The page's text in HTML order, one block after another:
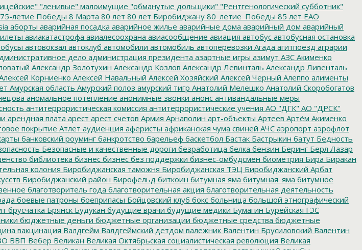
"ленивые" малоимущие "обманутые дольщики" "Рентгенологический субботник"
75-летие Победы 8 Марта 80 лет 80 лет Биробиджану 80_летие_Победы 85 лет ЕАО
аборты аварийная посадка аварийное жилье аварийные дома аварийный дом аварийный
авиакатастрофа авиалесоохрана авиасообщение авиация автобус автобусная остановка
автовокзал автоклуб автомобили автомобиль автоперевозки Агада агитпоезд аграрии
дело администрация президента азартные игры азимут АЗС Акименко
Александр Золотухин Александр Козлов Александр Левинталь Александр Ливенталь
Корниенко Алексей Навальный Алексей Хозяйский Алексей Черный Алеппо алименты
Амурская область Амурский полоз амурский тигр Анатолий Мелешко Анатолий Скоробогатов
аномальное потепление анонимные звонки анонс антивандальные меры
антитеррористическая комиссия антитеррористические учения АО "ДГК" АО "ДРСК"
арендная плата арест арест счетов Армия Арнаполин арт-объекты Артеев Артём Акименко
покрытие Атлет аудиенция аферисты африканская чума свиней АЧС аэропорт аэрофлот
банковский роуминг банкротство барельеф баскетбол Бастак Бастрыкин батут Бедность
Безопасные и качественные дороги безработица белка бензин Беринг Берл Лазар
библиотека бизнес бизнес без поддержки бизнес-омбудсмен биометрия Бира Биракан
колония Биробиджанская таможня Биробиджанская ТЭЦ Биробиджанский Арбат
Биробиджанский район Бирофельд биткоин битумная яма битумная_яма битумное
благотворитель года благотворительная акция благотворительная деятельность
боевые патроны боеприпасы Бойцовский клуб бокс больница большой этнографический
брусчатка Брянск Будукан будущие врачи будущие медики Бумагин Бурейская ГЭС
бюджетные деньги бюджетные организации бюджетные средства бюджетные
вакцинация Валдгейм Валдгеймский детдом валежник Валентин Брусиловский Валентин
ВВП Вебер Великан Великая Октябрьская социалистическая революция Великая